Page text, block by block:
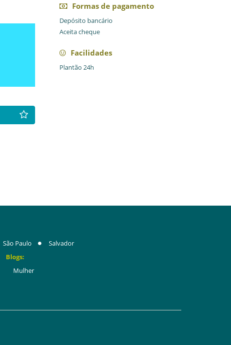
Formas de pagamento
Depósito bancário
Aceita cheque
Facilidades
Plantão 24h
São Paulo
Salvador
Blogs:
Mulher